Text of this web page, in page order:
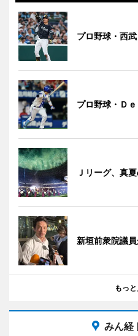
プロ野球・西
プロ野球・Ｄ
Ｊリーグ、真
新垣前衆院議
もっ
みん経